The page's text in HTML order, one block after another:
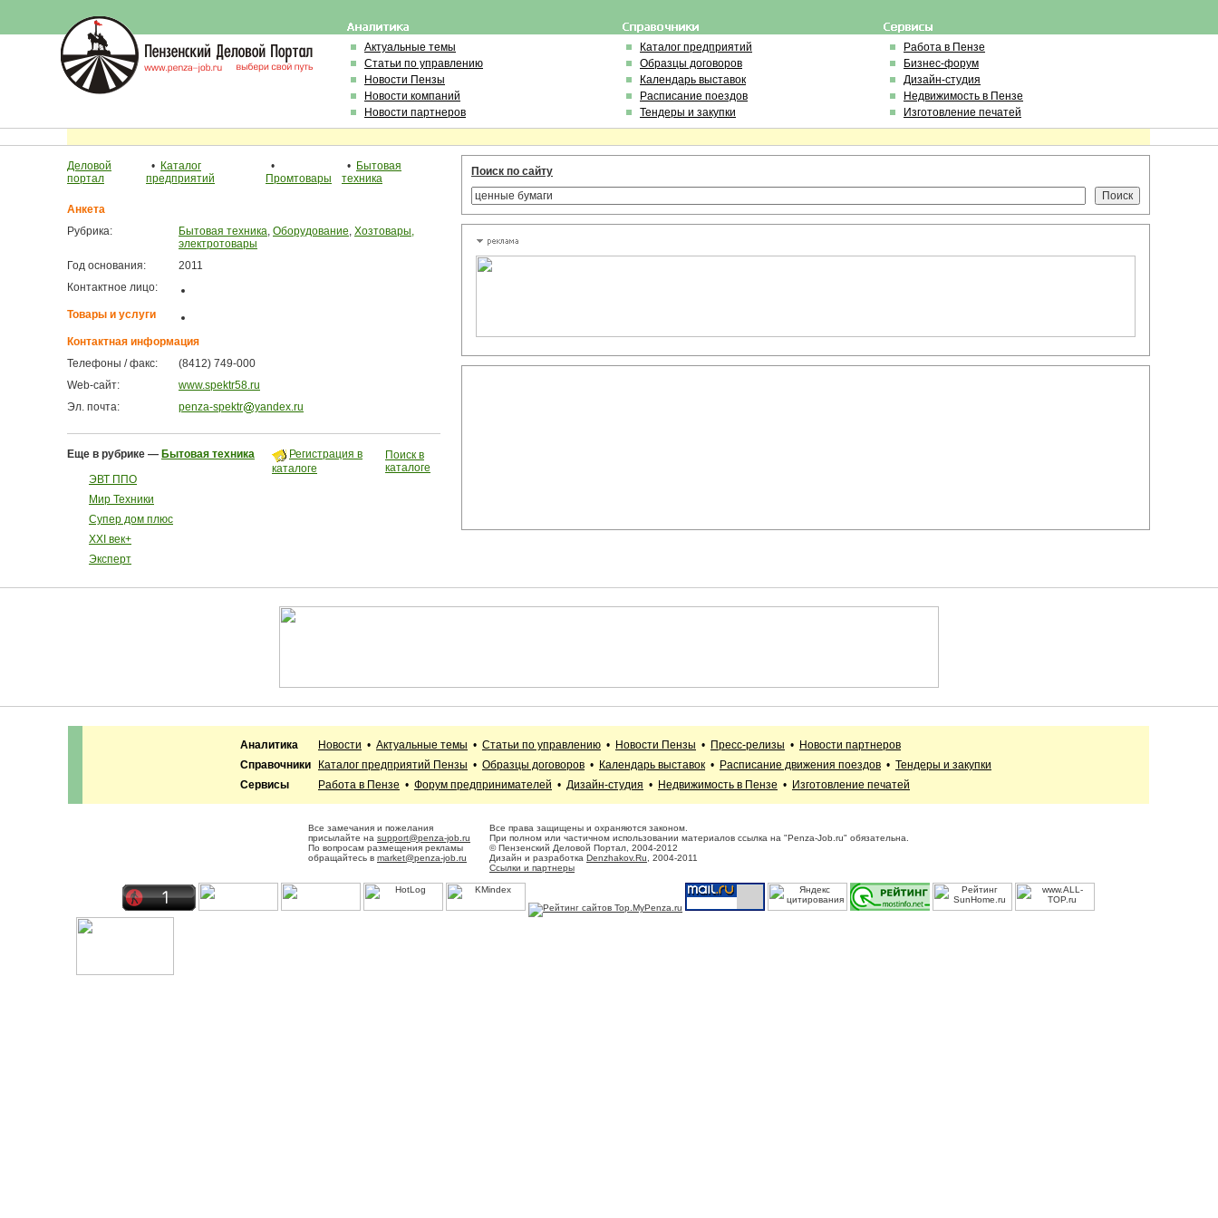
Актуальные темы
Статьи по управлению
Новости Пензы
Новости компаний
Новости партнеров
Каталог предприятий
Образцы договоров
Календарь выставок
Расписание поездов
Тендеры и закупки
Работа в Пензе
Бизнес-форум
Дизайн-студия
Недвижимость в Пензе
Изготовление печатей
Деловой
портал
• Каталог
предприятий
•
Промтовары
• Бытовая
техника
Анкета
Рубрика:
Бытовая техника, Оборудование, Хозтовары,
электротовары
Год основания:
2011
Контактное лицо:
Товары и услуги
Контактная информация
Телефоны / факс:
(8412) 749-000
Web-сайт:
www.spektr58.ru
Эл. почта:
penza-spektr yandex.ru
Еще в рубрике — Бытовая техника
ЭВТ ППО
Мир Техники
Супер дом плюс
ХХI век+
Эксперт
Регистрация в
каталоге
Поиск в
каталоге
Поиск по сайту
Аналитика Новости • Актуальные темы • Статьи по управлению • Новости Пензы • Пресс-релизы • Новости партнеров
Справочники
Каталог предприятий Пензы • Образцы договоров • Календарь выставок • Расписание движения поездов • Тендеры и закупки
Сервисы
Работа в Пензе • Форум предпринимателей • Дизайн-студия • Недвижимость в Пензе • Изготовление печатей
Все замечания и пожелания
присылайте на support@penza-job.ru
По вопросам размещения рекламы
обращайтесь в market@penza-job.ru
Все права защищены и охраняются законом.
При полном или частичном использовании материалов ссылка на "Penza-Job.ru" обязательна.
© Пензенский Деловой Портал, 2004-2012
Дизайн и разработка Denzhakov.Ru , 2004-2011
Ссылки и партнеры